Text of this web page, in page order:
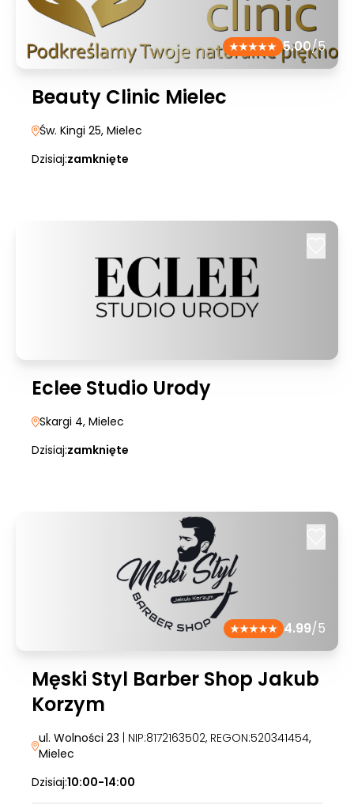
5.00/5
Beauty Clinic Mielec
Św. Kingi 25, Mielec
Dzisiaj:zamknięte
Eclee Studio Urody
Skargi 4, Mielec
Dzisiaj:zamknięte
4.99/5
Męski Styl Barber Shop Jakub
Korzym
ul. Wolności 23 | NIP:8172163502, REGON:520341454,
Mielec
Dzisiaj:10:00-14:00